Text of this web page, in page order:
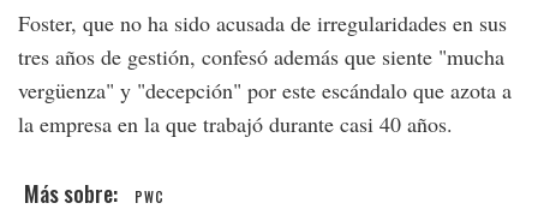
Foster, que no ha sido acusada de irregularidades en sus
tres años de gestión, confesó además que siente "mucha
vergüenza" y "decepción" por este escándalo que azota a
la empresa en la que trabajó durante casi 40 años.
PWC